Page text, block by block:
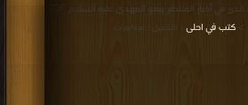
>كتب في احلى | التحميل : مرة/مرات